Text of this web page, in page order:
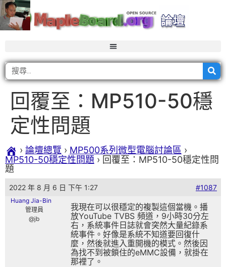
回覆至：MP510-50穩
定性問題
› 論壇總覽 › MP500系列微型電腦討論區 ›
MP510-50穩定性問題 › 回覆至：MP510-50穩定性問
題
2022 年 8 月 6 日 下午 1:27 #1087
Huang Jia-Bin
管理員
@jb
我現在可以很穩定的複製這個當機。播
放YouTube TVBS 頻道，9小時30分左
右，系統事件日誌就會突然大量紀錄系
統事件。好像是系統不知道要回復什
麼，然後就進入重開機的模式。然後因
為找不到被鎖住的eMMC設備，就掛在
那裡了。